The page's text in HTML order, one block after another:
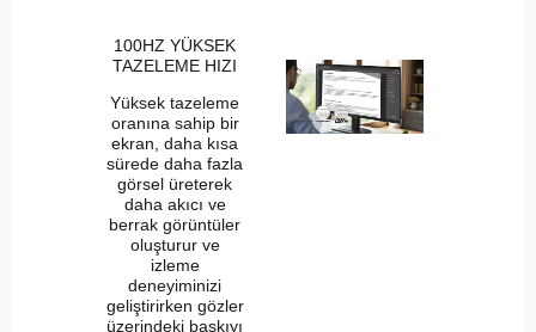
100HZ YÜKSEK
TAZELEME HIZI
Yüksek tazeleme
oranına sahip bir
ekran, daha kısa
sürede daha fazla
görsel üreterek
daha akıcı ve
berrak görüntüler
oluşturur ve
izleme
deneyiminizi
geliştirirken gözler
üzerindeki baskıyı